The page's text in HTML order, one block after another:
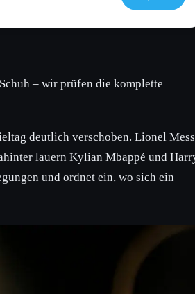
– wir prüfen die komplette
deutlich verschoben. Lionel
lauern Kylian Mbappé und
und ordnet ein, wo sich ein